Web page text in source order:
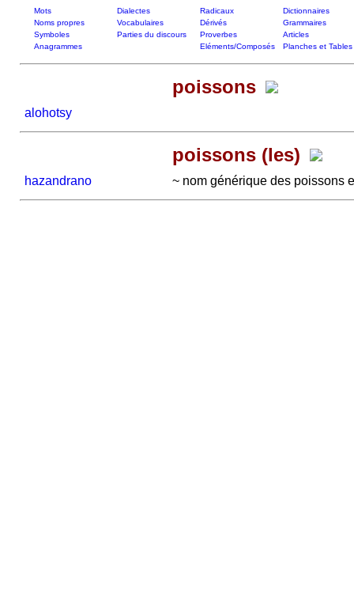
Mots Dialectes Radicaux
Dictionnaires
Noms propres
Vocabulaires Dérivés
Grammaires
Symboles
Parties du discours Proverbes
Articles
Anagrammes
Eléments/Composés Planches et Tables
poissons
alohotsy
poissons (les)
hazandrano ~ nom générique des poissons